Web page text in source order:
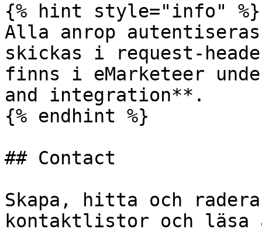
{% hint style="info" %}
Alla anrop autentiseras
skickas i request-
finns i eMarketeer
and integration**.
{% endhint %}
## Contact
Skapa, hitta och
kontaktlistor och läsa